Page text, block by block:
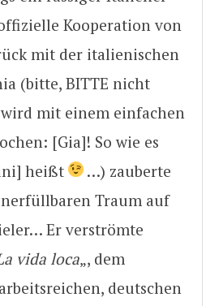
Kooperation von
mit der italienischen
(bitte, BITTE nicht
wird mit einem einfachen
[Gia]! So wie es
heißt
…) zauberte
Traum auf
Er verströmte
vida loca„, dem
deutschen